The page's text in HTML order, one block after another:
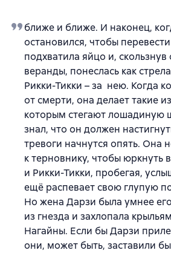
ближе и ближе. И наконец,
остановился, чтобы
подхватила яйцо и, скользнув
веранды, понеслась как
Рикки-Тикки – за нею. Когда
от смерти, она делает такие
которым стегают лошадиную
знал, что он должен
тревоги начнутся опять. Она
к терновнику, чтобы юркнуть
и Рикки-Тикки, пробегая,
ещё распевает свою глупую
Но жена Дарзи была умнее
из гнезда и захлопала
Нагайны. Если бы Дарзи
они, может быть, заставили